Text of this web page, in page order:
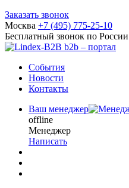
Заказать звонок
Москва +7 (495) 775-25-10
Бесплатный звонок по России
b2b – портал
События
Новости
Контакты
Ваш менеджер
offline
Менеджер
Написать